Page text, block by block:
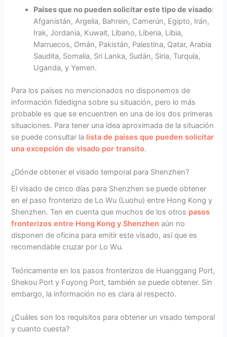
Países que no pueden solicitar este tipo de visado:
Afganistán, Argelia, Bahrein, Camerún, Egipto, Irán,
Irak, Jordania, Kuwait, Líbano, Liberia, Libia,
Marruecos, Omán, Pakistán, Palestina, Qatar, Arabia
Saudita, Somalia, Sri Lanka, Sudán, Siria, Turquía,
Uganda, y Yemen.
Para los países no mencionados no disponemos de
información fidedigna sobre su situación, pero lo más
probable es que se encuentren en una de los dos primeras
situaciones. Para tener una idea aproximada de la situación
se puede consultar la lista de países que pueden solicitar
una excepción de visado por transito.
¿Dónde obtener el visado temporal para Shenzhen?
El visado de cinco días para Shenzhen se puede obtener
en el paso fronterizo de Lo Wu (Luohu) entre Hong Kong y
Shenzhen. Ten en cuenta que muchos de los otros pasos
fronterizos entre Hong Kong y Shenzhen aún no
disponen de oficina para emitir este visado, así que es
recomendable cruzar por Lo Wu.
Teóricamente en los pasos fronterizos de Huanggang Port,
Shekou Port y Fuyong Port, también se puede obtener. Sin
embargo, la información no es clara al respecto.
¿Cuáles son los requisitos para obtener un visado temporal
y cuanto cuesta?